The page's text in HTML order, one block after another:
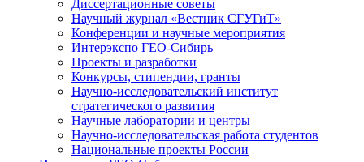
Диссертационные советы
Научный журнал «Вестник СГУГиТ»
Конференции и научные мероприятия
Интерэкспо ГЕО-Сибирь
Проекты и разработки
Конкурсы, стипендии, гранты
Научно-исследовательский институт
стратегического развития
Научные лаборатории и центры
Научно-исследовательская работа студентов
Национальные проекты России